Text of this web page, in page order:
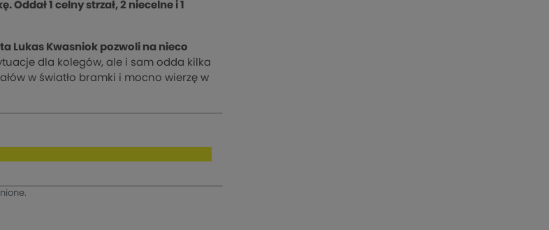
1 celny strzał, 2 niecelne i 1
Lukas Kwasniok pozwoli na nieco
dla kolegów, ale i sam odda kilka
w światło bramki i mocno wierzę w